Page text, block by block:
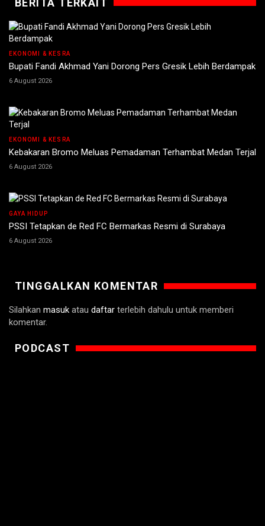
BERITA TERKAIT
EKONOMI & KESRA
Bupati Fandi Akhmad Yani Dorong Pers Gresik Lebih Berdampak
6 August 2026
EKONOMI & KESRA
Kebakaran Bromo Meluas Pemadaman Terhambat Medan Terjal
6 August 2026
GAYA HIDUP
PSSI Tetapkan de Red FC Bermarkas Resmi di Surabaya
6 August 2026
TINGGALKAN KOMENTAR
Silahkan masuk atau daftar terlebih dahulu untuk memberi
komentar.
PODCAST